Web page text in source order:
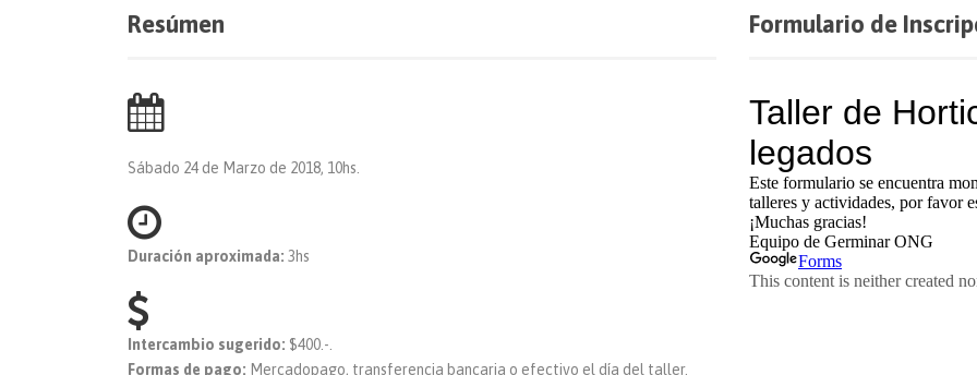
Resúmen
Sábado 24 de Marzo de 2018, 10hs.
Duración aproximada: 3hs
Intercambio sugerido: $400.-.
Formas de pago: Mercadopago, transferencia bancaria o efectivo el día del taller.
Formulario de